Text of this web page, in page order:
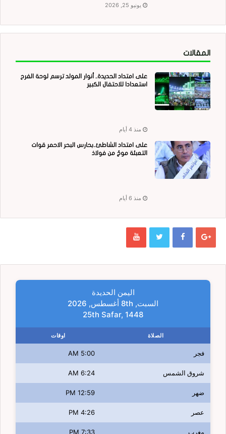
يونيو 25, 2026
المقالات
على امتداد الحديدة.. أنوار المولد ترسم لوحة الفرح
استعدادا للاحتفال الكبير
منذ 4 أيام
على امتداد الشاطئ..بحارس البحر الاحمر قوات
التعبئة موجٌ من فولاذ
منذ 6 أيام
اليمن الحديدة
السبت, 8th أغسطس, 2026
25th Safar, 1448
الصلاة اوقات
فجر 5:00 AM
شروق الشمس 6:24 AM
ضهر 12:59 PM
عصر 4:26 PM
مغرب 7:33 PM